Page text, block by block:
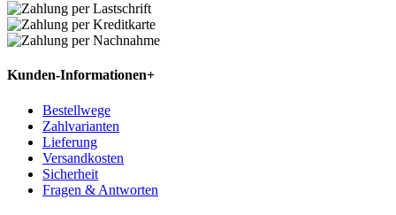
Kunden-Informationen+
Bestellwege
Zahlvarianten
Lieferung
Versandkosten
Sicherheit
Fragen & Antworten